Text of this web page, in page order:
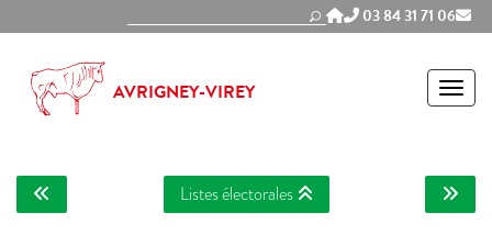
03 84 31 71 06
AVRIGNEY-VIREY
Listes électorales